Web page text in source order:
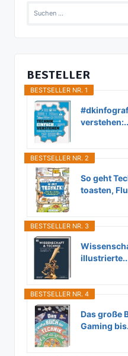
Suchen
BESTELLER
BESTSELLER NR. 1
BESTSELLER NR. 2
So geht
toasten,
BESTSELLER NR. 3
BESTSELLER NR. 4
Das große
Gaming